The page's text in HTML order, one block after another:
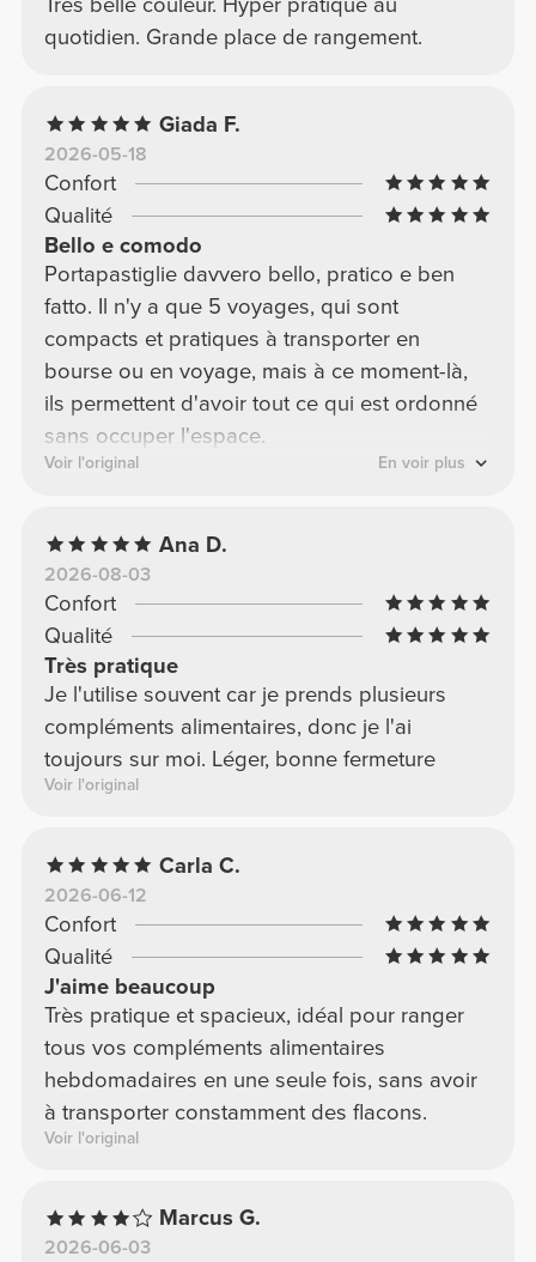
quotidien. Grande place de rangement.
Giada F.
2026-05-18
Confort
Qualité
Bello e comodo
Portapastiglie davvero bello, pratico e ben
fatto. Il n'y a que 5 voyages, qui sont
compacts et pratiques à transporter en
bourse ou en voyage, mais à ce moment-là,
ils permettent d'avoir tout ce qui est ordonné
sans occuper l'espace.
Voir l'original En voir plus
Ana D.
2026-08-03
Confort
Qualité
Très pratique
Je l'utilise souvent car je prends plusieurs
compléments alimentaires, donc je l'ai
toujours sur moi. Léger, bonne fermeture
Voir l'original
Carla C.
2026-06-12
Confort
Qualité
J'aime beaucoup
Très pratique et spacieux, idéal pour ranger
tous vos compléments alimentaires
hebdomadaires en une seule fois, sans avoir
à transporter constamment des flacons.
Voir l'original
Marcus G.
2026-06-03